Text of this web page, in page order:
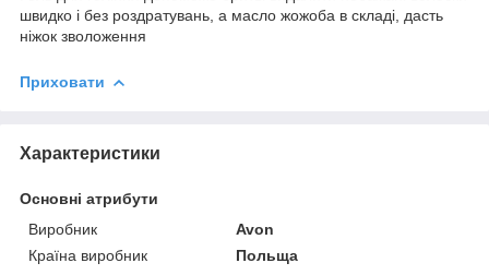
швидко і без роздратувань, а масло жожоба в складі, дасть
ніжок зволоження
Приховати
Характеристики
Основні атрибути
Виробник
Avon
Країна виробник
Польща